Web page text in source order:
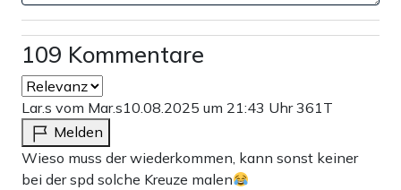
109 Kommentare
Lar.s vom Mar.s10.08.2025 um 21:43 Uhr361T
Melden
Wieso muss der wiederkommen, kann sonst keiner
bei der spd solche Kreuze malen